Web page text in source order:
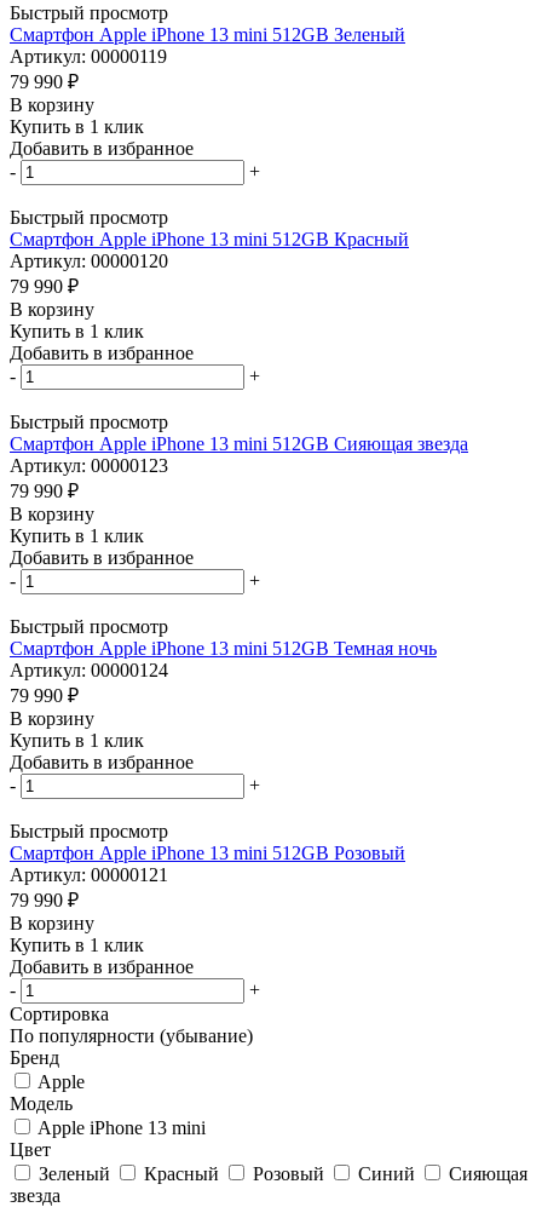
Быстрый просмотр
Смартфон Apple iPhone 13 mini 512GB Зеленый
Артикул: 00000119
79 990 ₽
В корзину
Купить в 1 клик
Добавить в избранное
-
+
Быстрый просмотр
Смартфон Apple iPhone 13 mini 512GB Красный
Артикул: 00000120
79 990 ₽
В корзину
Купить в 1 клик
Добавить в избранное
-
+
Быстрый просмотр
Смартфон Apple iPhone 13 mini 512GB Сияющая звезда
Артикул: 00000123
79 990 ₽
В корзину
Купить в 1 клик
Добавить в избранное
-
+
Быстрый просмотр
Смартфон Apple iPhone 13 mini 512GB Темная ночь
Артикул: 00000124
79 990 ₽
В корзину
Купить в 1 клик
Добавить в избранное
-
+
Быстрый просмотр
Смартфон Apple iPhone 13 mini 512GB Розовый
Артикул: 00000121
79 990 ₽
В корзину
Купить в 1 клик
Добавить в избранное
-
+
Сортировка
По популярности (убывание)
Бренд
Apple
Модель
Apple iPhone 13 mini
Цвет
Зеленый
Красный Розовый Синий
Сияющая
звезда